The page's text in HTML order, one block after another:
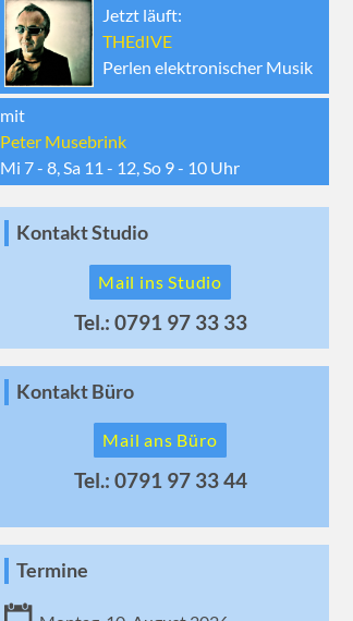
Jetzt läuft:
THEdIVE
Perlen elektronischer Musik
mit
Peter Musebrink
Mi 7 - 8, Sa 11 - 12, So 9 - 10 Uhr
Kontakt Studio
Mail ins Studio
Tel.: 0791 97 33 33
Kontakt Büro
Mail ans Büro
Tel.: 0791 97 33 44
Termine